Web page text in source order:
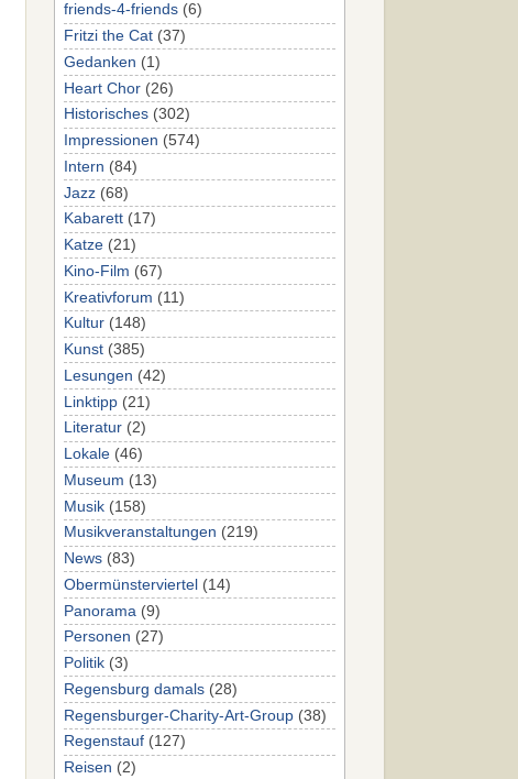
friends-4-friends (6)
Fritzi the Cat (37)
Gedanken (1)
Heart Chor (26)
Historisches (302)
Impressionen (574)
Intern (84)
Jazz (68)
Kabarett (17)
Katze (21)
Kino-Film (67)
Kreativforum (11)
Kultur (148)
Kunst (385)
Lesungen (42)
Linktipp (21)
Literatur (2)
Lokale (46)
Museum (13)
Musik (158)
Musikveranstaltungen (219)
News (83)
Obermünsterviertel (14)
Panorama (9)
Personen (27)
Politik (3)
Regensburg damals (28)
Regensburger-Charity-Art-Group (38)
Regenstauf (127)
Reisen (2)